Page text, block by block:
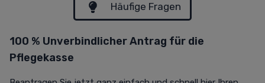
Häufige Fragen
100 % Unverbindlicher Antrag für die
Pflegekasse